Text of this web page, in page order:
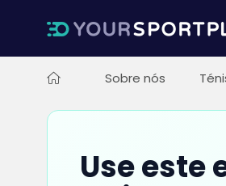
Sobre nós
Use este